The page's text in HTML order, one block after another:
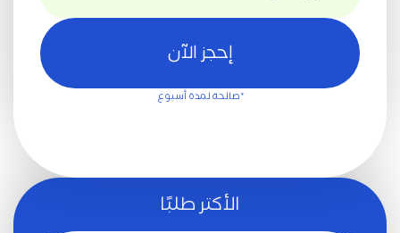
الأكتر طلبًا
إحجز الآن
*صالحة لمدة أسبوع